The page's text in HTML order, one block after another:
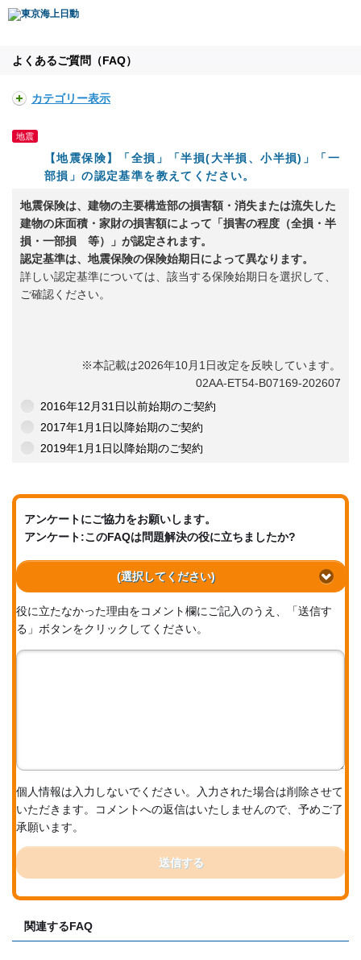
よくあるご質問（FAQ）
カテゴリー表示
地震
【地震保険】「全損」「半損(大半損、小半損)」「一
部損」の認定基準を教えてください。
地震保険は、建物の主要構造部の損害額・消失または流失した
建物の床面積・家財の損害額によって「損害の程度（全損・半
損・一部損 等）」が認定されます。
認定基準は、地震保険の保険始期日によって異なります。
詳しい認定基準については、該当する保険始期日を選択して、
ご確認ください。
※本記載は2026年10月1日改定を反映しています。
02AA-ET54-B07169-202607
2016年12月31日以前始期のご契約
2017年1月1日以降始期のご契約
2019年1月1日以降始期のご契約
アンケートにご協力をお願いします。
アンケート:このFAQは問題解決の役に立ちましたか?
(選択してください)
役に立たなかった理由をコメント欄にご記入のうえ、「送信す
る」ボタンをクリックしてください。
個人情報は入力しないでください。入力された場合は削除させて
いただきます。コメントへの返信はいたしませんので、予めご了
承願います。
送信する
関連するFAQ